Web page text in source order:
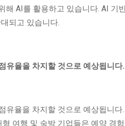
해 AI를 활용하고 있습니다. AI 기
되고 있습니다.
유율을 차지할 것으로 예상됩니다.
율을 차지할 것으로 예상됩니다
여행 및 숙박 기업들은 예약 경